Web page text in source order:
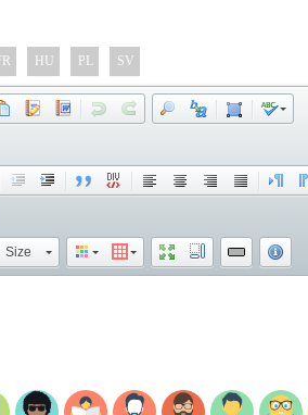
HU PL SV
Size